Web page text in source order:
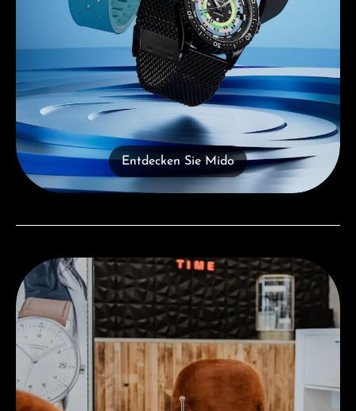
Entdecken Sie Mido
Besuchen Sie uns